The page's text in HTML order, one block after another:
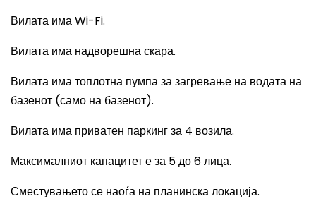
Вилата имаWi-Fi.
Вилата има надворешна скара.
Вилата има топлотна пумпа за загревање на водата на
базенот (само на базенот).
Вилата има приватен паркинг за 4 возила.
Максималниот капацитет е за 5 до 6 лица.
Сместувањето се наоѓа на планинска локација.